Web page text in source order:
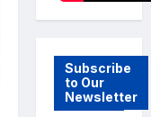
Subscribe
to Our
Newsletter